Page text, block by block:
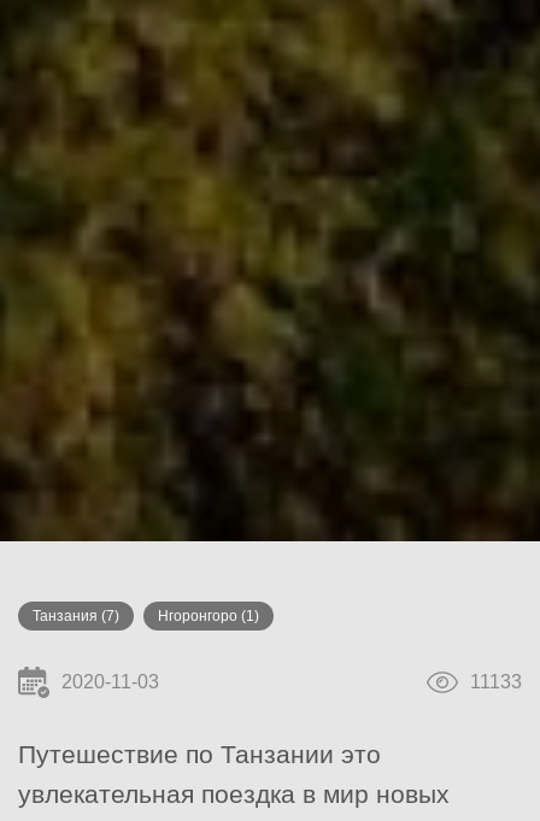
Танзания (7) Нгоронгоро (1)
2020-11-03 11133
Путешествие по Танзании это
увлекательная поездка в мир новых